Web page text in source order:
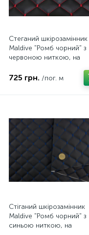
Стеганий шкірозамінник
Maldive "Ромб чорний" з
червоною ниткою, на
1,35м Туреччина
725 грн. /пог. м
Стіганий шкірозамінник
Maldive "Ромб чорний" з
синьою ниткою, на